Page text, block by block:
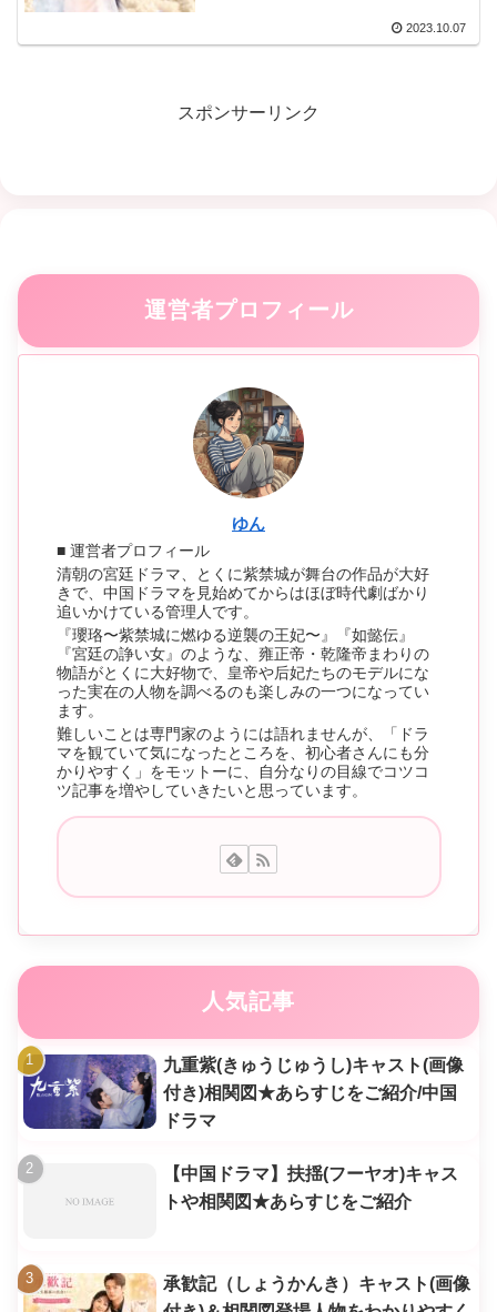
2023.10.07
スポンサーリンク
運営者プロフィール
ゆん
■ 運営者プロフィール
清朝の宮廷ドラマ、とくに紫禁城が舞台の作品が大好
きで、中国ドラマを見始めてからはほぼ時代劇ばかり
追いかけている管理人です。
『瓔珞〜紫禁城に燃ゆる逆襲の王妃〜』『如懿伝』
『宮廷の諍い女』のような、雍正帝・乾隆帝まわりの
物語がとくに大好物で、皇帝や后妃たちのモデルにな
った実在の人物を調べるのも楽しみの一つになってい
ます。
難しいことは専門家のようには語れませんが、「ドラ
マを観ていて気になったところを、初心者さんにも分
かりやすく」をモットーに、自分なりの目線でコツコ
ツ記事を増やしていきたいと思っています。
人気記事
九重紫(きゅうじゅうし)キャスト(画像
付き)相関図★あらすじをご紹介/中国
ドラマ
【中国ドラマ】扶揺(フーヤオ)キャス
トや相関図★あらすじをご紹介
承歓記（しょうかんき）キャスト(画像